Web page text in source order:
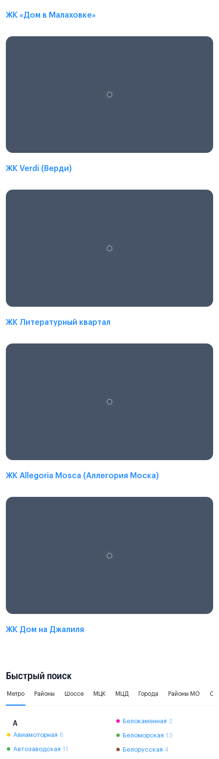
ЖК «Дом в Малаховке»
ЖК Verdi (Верди)
ЖК Литературный квартал
ЖК Allegoria Mosca (Аллегория Моска)
ЖК Дом на Джалиля
Быстрый поиск
Метро Районы Шоссе МЦК МЦД Города Районы МО
А
Авиамоторная 6
Автозаводская 11
Белокаменная 2
Беломорская 13
Белорусская 4